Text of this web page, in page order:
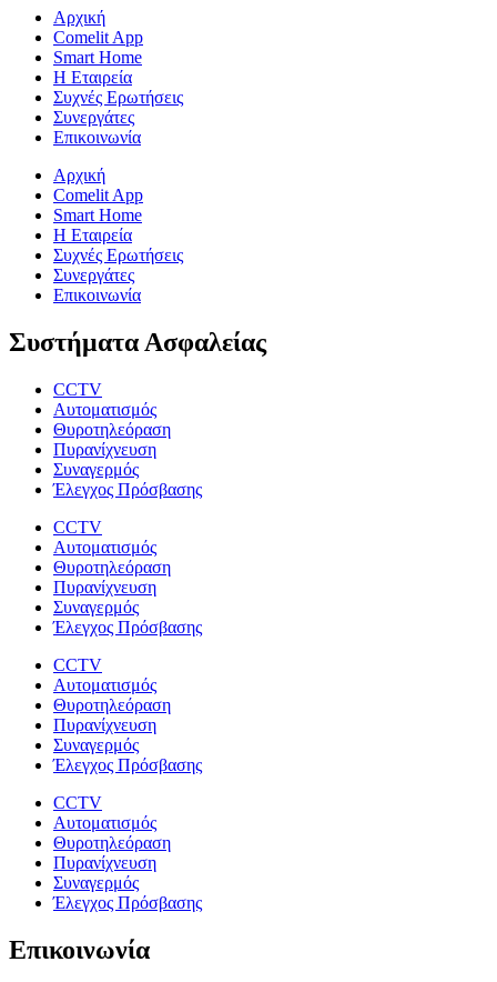
Αρχική
Comelit App
Smart Home
Η Εταιρεία
Συχνές Ερωτήσεις
Συνεργάτες
Επικοινωνία
Αρχική
Comelit App
Smart Home
Η Εταιρεία
Συχνές Ερωτήσεις
Συνεργάτες
Επικοινωνία
Συστήματα Ασφαλείας
CCTV
Αυτοματισμός
Θυροτηλεόραση
Πυρανίχνευση
Συναγερμός
Έλεγχος Πρόσβασης
CCTV
Αυτοματισμός
Θυροτηλεόραση
Πυρανίχνευση
Συναγερμός
Έλεγχος Πρόσβασης
CCTV
Αυτοματισμός
Θυροτηλεόραση
Πυρανίχνευση
Συναγερμός
Έλεγχος Πρόσβασης
CCTV
Αυτοματισμός
Θυροτηλεόραση
Πυρανίχνευση
Συναγερμός
Έλεγχος Πρόσβασης
Επικοινωνία